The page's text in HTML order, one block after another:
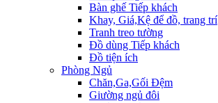
Bàn ghế Tiếp khách
Khay, Giá,Kệ để đồ, trang trí
Tranh treo tường
Đồ dùng Tiếp khách
Đồ tiện ích
Phòng Ngủ
Chăn,Ga,Gối Đệm
Giường ngủ đôi